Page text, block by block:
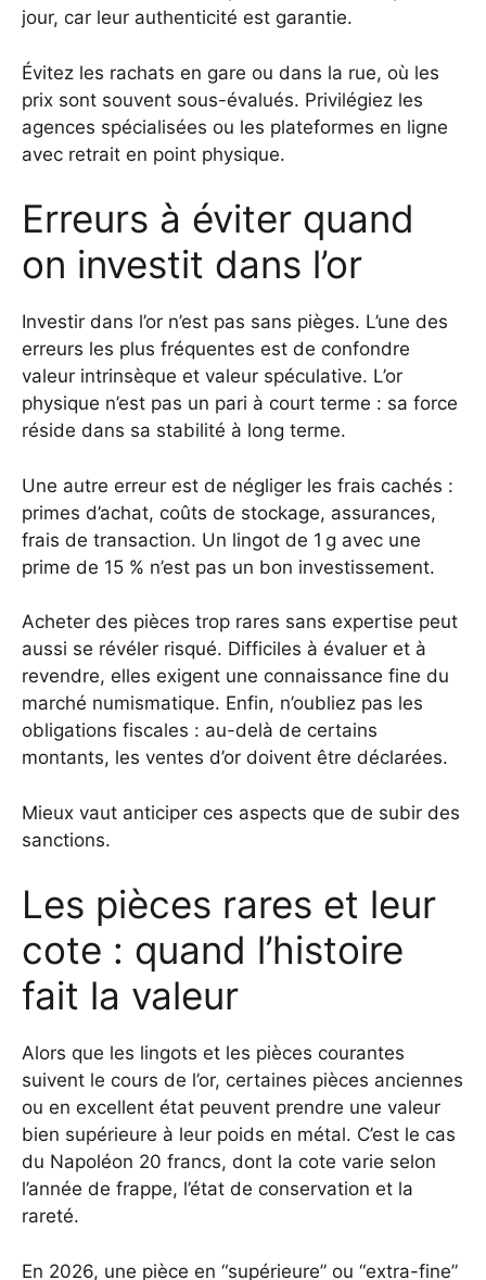
jour, car leur authenticité est garantie.
Évitez les rachats en gare ou dans la rue, où les
prix sont souvent sous-évalués. Privilégiez les
agences spécialisées ou les plateformes en ligne
avec retrait en point physique.
Erreurs à éviter quand
on investit dans l’or
Investir dans l’or n’est pas sans pièges. L’une des
erreurs les plus fréquentes est de confondre
valeur intrinsèque et valeur spéculative. L’or
physique n’est pas un pari à court terme : sa force
réside dans sa stabilité à long terme.
Une autre erreur est de négliger les frais cachés :
primes d’achat, coûts de stockage, assurances,
frais de transaction. Un lingot de 1 g avec une
prime de 15 % n’est pas un bon investissement.
Acheter des pièces trop rares sans expertise peut
aussi se révéler risqué. Difficiles à évaluer et à
revendre, elles exigent une connaissance fine du
marché numismatique. Enfin, n’oubliez pas les
obligations fiscales : au-delà de certains
montants, les ventes d’or doivent être déclarées.
Mieux vaut anticiper ces aspects que de subir des
sanctions.
Les pièces rares et leur
cote : quand l’histoire
fait la valeur
Alors que les lingots et les pièces courantes
suivent le cours de l’or, certaines pièces anciennes
ou en excellent état peuvent prendre une valeur
bien supérieure à leur poids en métal. C’est le cas
du Napoléon 20 francs, dont la cote varie selon
l’année de frappe, l’état de conservation et la
rareté.
En 2026, une pièce en “supérieure” ou “extra-fine”